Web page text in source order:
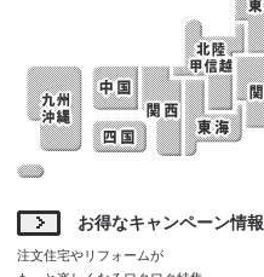
お得なキャンペーン情報
注文住宅やリフォームが